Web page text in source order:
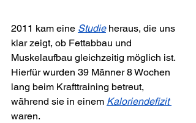
2011 kam eine Studie heraus, die uns
klar zeigt, ob Fettabbau und
Muskelaufbau gleichzeitig möglich ist.
Hierfür wurden 39 Männer 8 Wochen
lang beim Krafttraining betreut,
während sie in einem Kaloriendefizit
waren.